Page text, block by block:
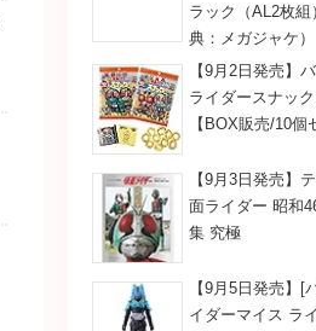
ラック（AL2枚
典：メガジャケ）
【9月2日発売】
ライダースナッ
【BOX販売/10個
【9月3日発売】
面ライダー 昭和
集 究極
【9月5日発売】[
イダーマイス ラ